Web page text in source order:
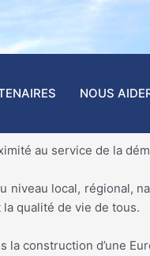
NOUS
au service de la
local, régional,
qualité de vie de tous.
construction d’une